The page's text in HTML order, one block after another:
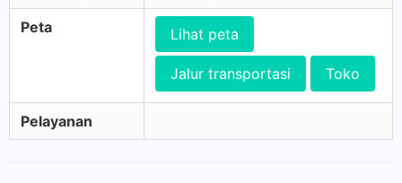
Peta Lihat peta
Jalur transportasi Toko
Pelayanan